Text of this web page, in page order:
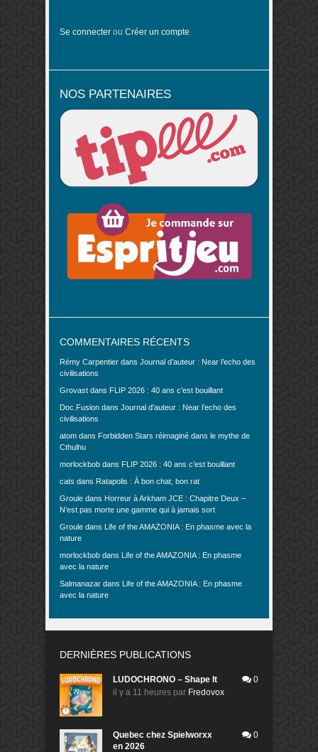
Se connecter ou Créer un compte
NOS PARTENAIRES
COMMENTAIRES RÉCENTS
Rémy Carpentier dans Journal d’auteur : Near l’echo des
civilisations
Grovast dans FLIP 2026 : 40 ans c’est bouillant
Doc.Fusion dans Journal d’auteur : Near l’echo des
civilisations
atom dans Forbidden Stars réimaginé dans le mythe de
Cthulhu
morlockbob dans FLIP 2026 : 40 ans c’est bouillant
cats dans Ratapolis : À bon chat, bon rat
Groule dans Horreur à Arkham JCE : Chapitre Deux –
N’est pas morte une gamme qui à jamais sort
Groule dans Life of the AMAZONIA : En phasme avec la
nature
morlockbob dans Life of the AMAZONIA : En phasme
avec la nature
Salmanazar dans Life of the AMAZONIA : En phasme
avec la nature
DERNIÈRES PUBLICATIONS
LUDOCHRONO – Shape It
il y a 11 heures par Fredovox
0
Quebec chez Spielworxx
en 2026
0